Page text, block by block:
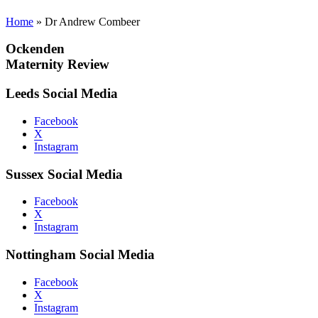
Home » Dr Andrew Combeer
Ockenden
Maternity Review
Leeds Social Media
Facebook
X
Instagram
Sussex Social Media
Facebook
X
Instagram
Nottingham Social Media
Facebook
X
Instagram